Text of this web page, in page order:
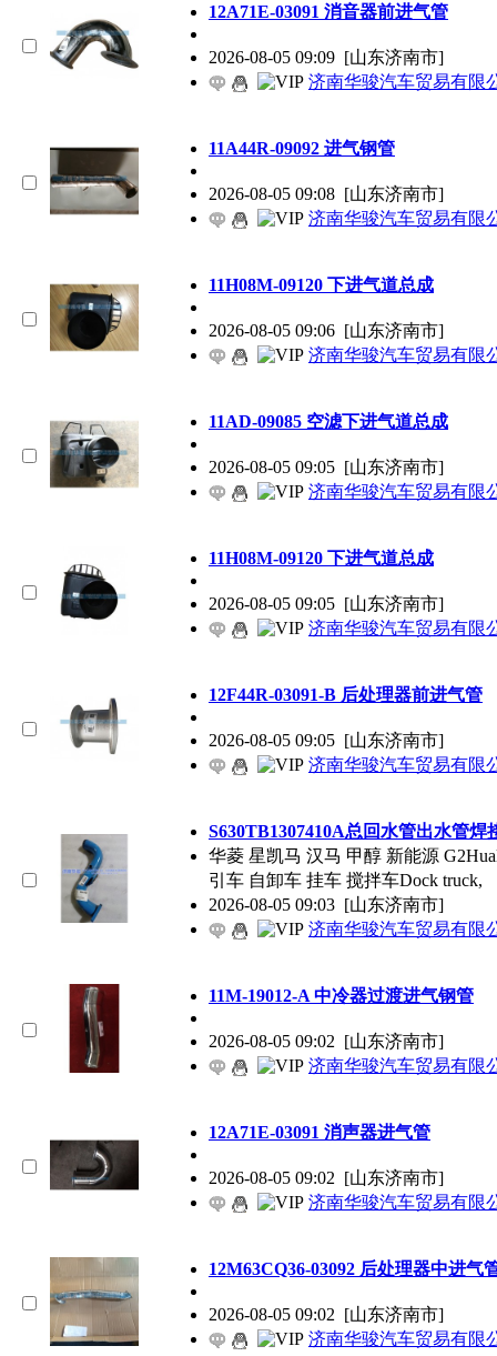
12A71E-03091 消音器前进气管
2026-08-05 09:09 [山东济南市]
济南华骏汽车贸易有限
11A44R-09092 进气钢管
2026-08-05 09:08 [山东济南市]
济南华骏汽车贸易有限
11H08M-09120 下进气道总成
2026-08-05 09:06 [山东济南市]
济南华骏汽车贸易有限
11AD-09085 空滤下进气道总成
2026-08-05 09:05 [山东济南市]
济南华骏汽车贸易有限
11H08M-09120 下进气道总成
2026-08-05 09:05 [山东济南市]
济南华骏汽车贸易有限
12F44R-03091-B 后处理器前进气管
2026-08-05 09:05 [山东济南市]
济南华骏汽车贸易有限
S630TB1307410A总回水管出水管焊
华菱 星凯马 汉马 甲醇 新能源
引车 自卸车 挂车 搅拌车Dock truck,
2026-08-05 09:03 [山东济南市]
济南华骏汽车贸易有限
11M-19012-A 中冷器过渡进气钢管
2026-08-05 09:02 [山东济南市]
济南华骏汽车贸易有限
12A71E-03091 消声器进气管
2026-08-05 09:02 [山东济南市]
济南华骏汽车贸易有限
12M63CQ36-03092 后处理器中进气
2026-08-05 09:02 [山东济南市]
济南华骏汽车贸易有限